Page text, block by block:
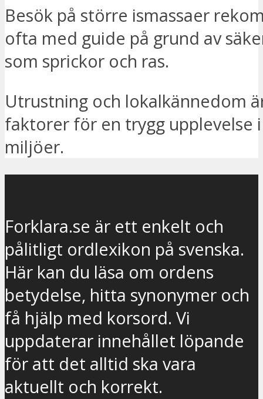
Besök på större ismassaer
ofta med guide på grund av
som sprickor och ras.
Utrustning och lokalkännedom
faktorer för en trygg upplevelse
miljöer.
Forklara.se är ett enkelt och
pålitligt ordlexikon på svenska.
Här kan du läsa om ordens
betydelse, hitta synonymer och
få hjälp med korsord. Vi
uppdaterar innehållet löpande
för att det alltid ska vara
aktuellt och korrekt.